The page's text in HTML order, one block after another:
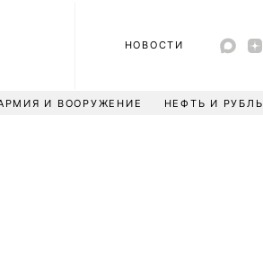
НОВОСТИ
И ВООРУЖЕНИЕ НЕФТЬ И РУБЛЬ